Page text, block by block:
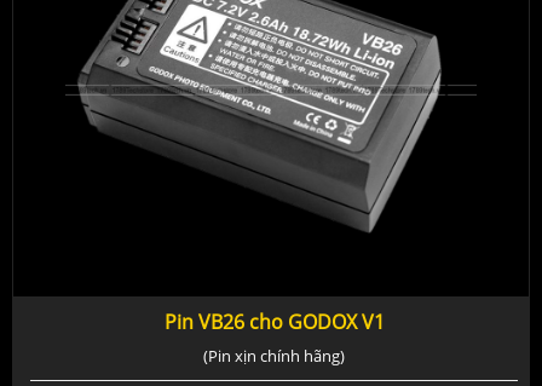
Pin VB26 cho GODOX V1
(Pin xịn chính hãng)